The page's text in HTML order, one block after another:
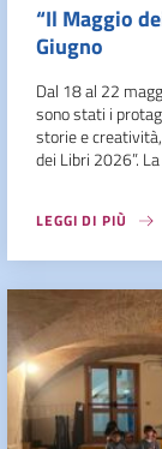
“Il Maggio
Giugno
Dal 18 al 22
sono stati i
storie e
dei Libri 2026”.
LEGGI DI PIÙ